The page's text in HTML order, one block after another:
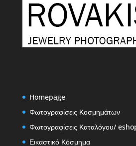
Homepage
Φωτογραφίσεις Κοσμημάτων
Φωτογραφίσεις Καταλόγου/
Εικαστικό Κόσμημα